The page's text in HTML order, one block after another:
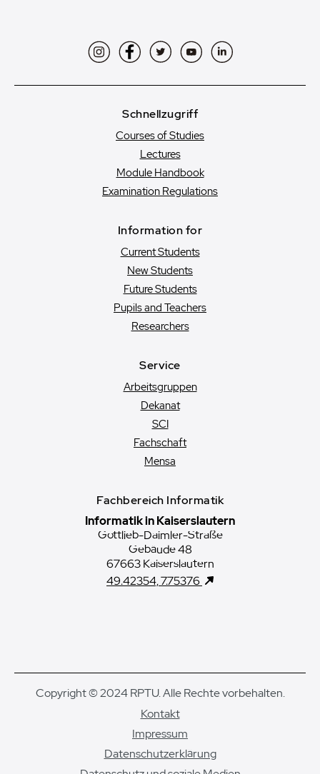
InstagramFacebookTwitterYouTubeLinkedIn
Schnellzugriff
Courses of Studies
Lectures
Module Handbook
Examination Regulations
Information for
Current Students
New Students
Future Students
Pupils and Teachers
Researchers
Service
Arbeitsgruppen
Dekanat
SCI
Fachschaft
Mensa
Fachbereich Informatik
Informatik in Kaiserslautern
Gottlieb-Daimler-Straße
Gebäude 48
67663 Kaiserslautern
49.42354, 7.75376
Copyright © 2024 RPTU. Alle Rechte vorbehalten.
Kontakt
Impressum
Datenschutzerklärung